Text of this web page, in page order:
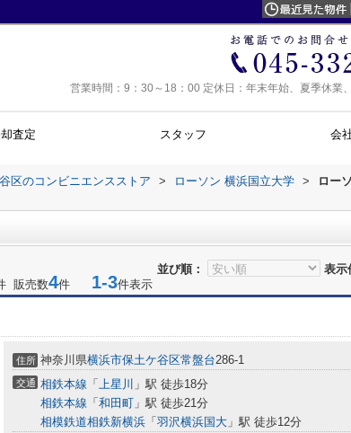
営業時間：9：30～18：00 定休日：年末年始、夏季休業
査定 スタッフ 会
区のコンビニエンスストア > ローソン 横浜国立大学 >
ロー
並び順：
表示
販売数4件 1-3件表示
住所 神奈川県横浜市保土ケ谷区常盤台286-1
交通 相鉄本線 「 上星川 」駅 徒歩18分
相鉄本線 「 和田町 」駅 徒歩21分
相模鉄道相鉄新横浜 「 羽沢横浜国大 」駅 徒歩12分